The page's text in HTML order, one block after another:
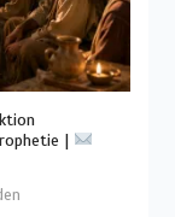
|